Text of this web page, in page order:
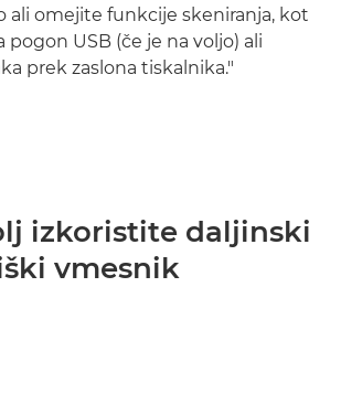
ali omejite funkcije skeniranja, kot
pogon USB (če je na voljo) ali
prek zaslona tiskalnika."
izkoristite daljinski
vmesnik